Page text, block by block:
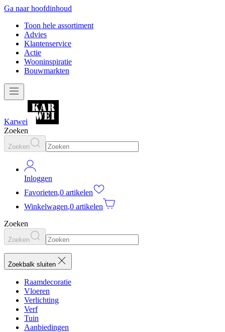
Ga naar hoofdinhoud
Toon hele assortiment
Advies
Klantenservice
Actie
Wooninspiratie
Bouwmarkten
Karwei
Zoeken
Zoeken
Inloggen
Favorieten,0 artikelen
Winkelwagen,0 artikelen
Zoeken
Zoeken
Zoekbalk sluiten
Raamdecoratie
Vloeren
Verlichting
Verf
Tuin
Aanbiedingen